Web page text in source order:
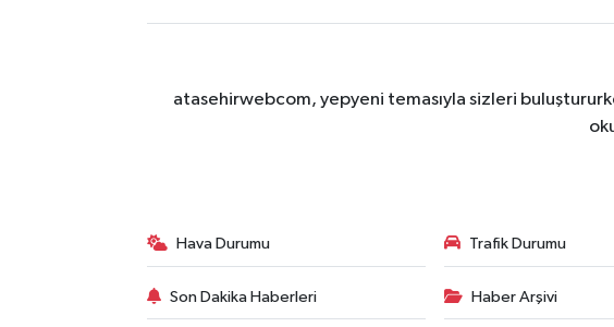
atasehirwebcom, yepyeni temasıyla sizleri
Hava Durumu Trafik Durumu
Son Dakika Haberleri Haber Arşivi